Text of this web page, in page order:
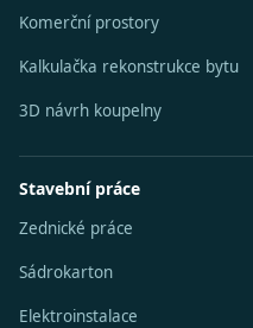
Komerční prostory
Kalkulačka rekonstrukce bytu
3D návrh koupelny
Stavební práce
Zednické práce
Sádrokarton
Elektroinstalace